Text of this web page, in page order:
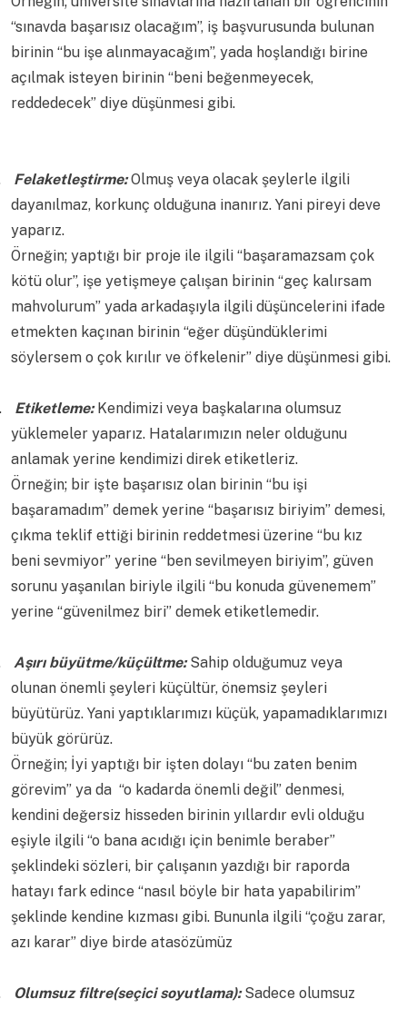
“sınavda başarısız olacağım”, iş başvurusunda bulunan
birinin “bu işe alınmayacağım”, yada hoşlandığı birine
açılmak isteyen birinin “beni beğenmeyecek,
reddedecek” diye düşünmesi gibi.
Felaketleştirme:Olmuş veya olacak şeylerle ilgili
dayanılmaz, korkunç olduğuna inanırız. Yani pireyi deve
yaparız.
Örneğin; yaptığı bir proje ile ilgili “başaramazsam çok
kötü olur”, işe yetişmeye çalışan birinin “geç kalırsam
mahvolurum” yada arkadaşıyla ilgili düşüncelerini ifade
etmekten kaçınan birinin “eğer düşündüklerimi
söylersem o çok kırılır ve öfkelenir” diye düşünmesi gibi.
Etiketleme:Kendimizi veya başkalarına olumsuz
yüklemeler yaparız. Hatalarımızın neler olduğunu
anlamak yerine kendimizi direk etiketleriz.
Örneğin; bir işte başarısız olan birinin “bu işi
başaramadım” demek yerine “başarısız biriyim” demesi,
çıkma teklif ettiği birinin reddetmesi üzerine “bu kız
beni sevmiyor” yerine “ben sevilmeyen biriyim”, güven
sorunu yaşanılan biriyle ilgili “bu konuda güvenemem”
yerine “güvenilmez biri” demek etiketlemedir.
Aşırı büyütme/küçültme:Sahip olduğumuz veya
olunan önemli şeyleri küçültür, önemsiz şeyleri
büyütürüz. Yani yaptıklarımızı küçük, yapamadıklarımızı
büyük görürüz.
Örneğin; İyi yaptığı bir işten dolayı “bu zaten benim
görevim” ya da “o kadarda önemli değil” denmesi,
kendini değersiz hisseden birinin yıllardır evli olduğu
eşiyle ilgili “o bana acıdığı için benimle beraber”
şeklindeki sözleri, bir çalışanın yazdığı bir raporda
hatayı fark edince “nasıl böyle bir hata yapabilirim”
şeklinde kendine kızması gibi. Bununla ilgili “çoğu zarar,
azı karar” diye birde atasözümüz
Olumsuz filtre(seçici soyutlama):Sadece olumsuz